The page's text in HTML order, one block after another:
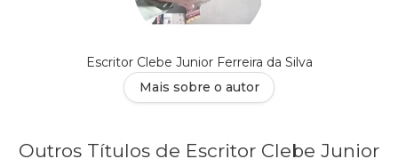
Escritor Clebe Junior Ferreira da Silva
Mais sobre o autor
Outros Títulos de Escritor Clebe Junior